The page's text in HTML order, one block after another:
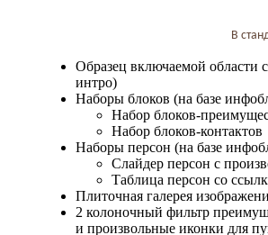
В
Образец включаемой области
интро)
Наборы блоков (на базе
Набор блоков-
Набор блоков-контактов
Наборы персон (на базе
Слайдер персон с
Таблица персон со
Плиточная галерея
2 колоночный фильтр
и произвольные иконки для